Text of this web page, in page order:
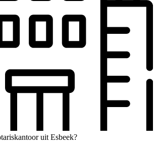
uit Esbeek?